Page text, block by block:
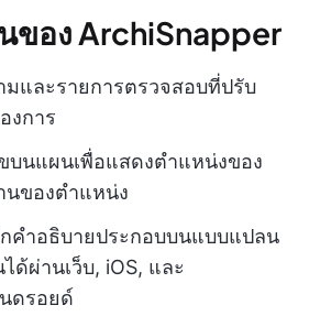
อง ArchiSnapper
มและรายการตรวจสอบที่ปรับ
งการ
บนแผนเพื่อแสดงตำแหน่งของ
นของตำแหน่ง
คำอธิบายประกอบบนแบบแปลน
ด้ผ่านเว็บ, iOS, และ
ดรอยด์